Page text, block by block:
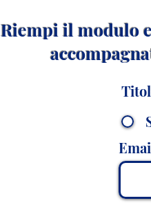
Riempi il modulo